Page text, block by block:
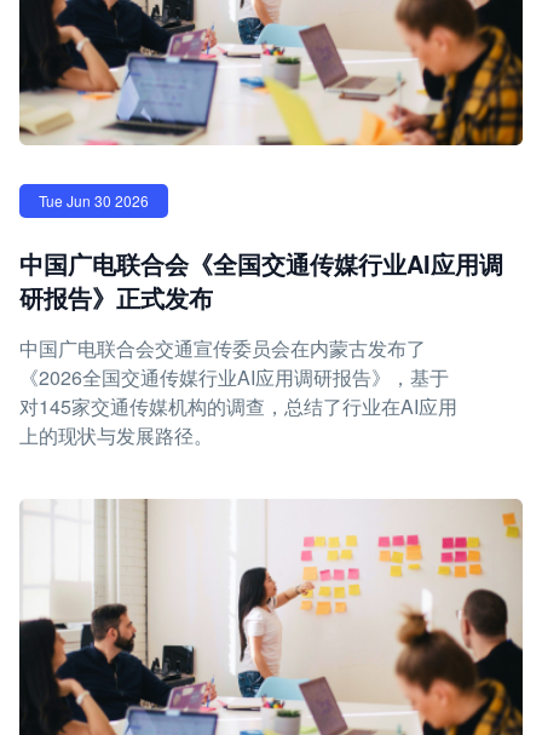
Tue Jun 30 2026
中国广电联合会《全国交通传媒行业AI应用调
研报告》正式发布
中国广电联合会交通宣传委员会在内蒙古发布了
《2026全国交通传媒行业AI应用调研报告》，基于
对145家交通传媒机构的调查，总结了行业在AI应用
上的现状与发展路径。